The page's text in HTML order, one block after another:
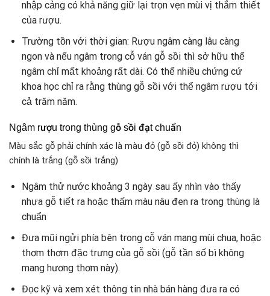
nhập cảng có khả năng giữ lại trọn vẹn mùi vị thắm thiết
của rượu.
Trường tồn với thời gian: Rượu ngâm càng lâu càng
ngon và nếu ngâm trong cỗ ván gỗ sồi thì sở hữu thể
ngâm chỉ mất khoảng rất dài. Có thể nhiều chứng cứ
khoa học chỉ ra rằng thùng gỗ sồi với thể ngâm rượu tới
cả trăm năm.
Ngâm rượu trong thùng gỗ sồi đạt chuẩn
Màu sắc gỗ phải chính xác là màu đỏ (gỗ sồi đỏ) không thì
chính là trắng (gỗ sồi trắng)
Ngâm thử nước khoảng 3 ngày sau ấy nhìn vào thấy
nhựa gỗ tiết ra hoặc thấm màu nâu đen ra trong thùng là
chuẩn
Đưa mũi ngửi phía bên trong cỗ ván mang mùi chua, hoặc
thơm thơm đặc trưng của gỗ sồi (gỗ tần số bì không
mang hương thơm này).
Đọc kỹ và xem xét thông tin nhà bán hàng đưa ra có